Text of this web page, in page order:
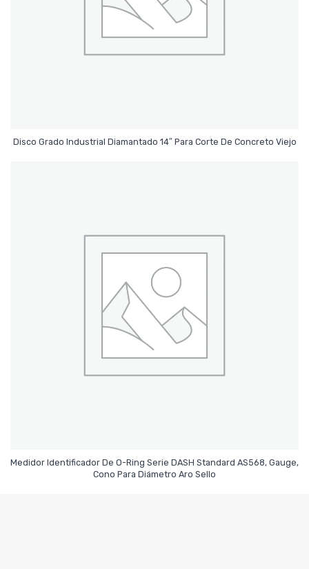
Disco Grado Industrial Diamantado 14″ Para Corte De Concreto Viejo
Medidor Identificador De O-Ring Serie DASH Standard AS568, Gauge,
Cono Para Diámetro Aro Sello
Leer Más